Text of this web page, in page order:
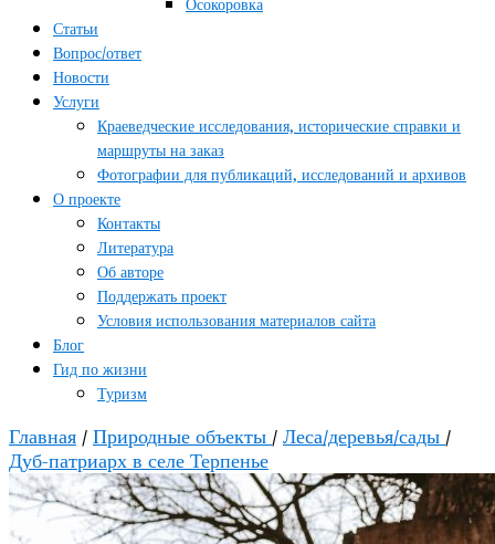
Осокоровка
Статьи
Вопрос/ответ
Новости
Услуги
Краеведческие исследования, исторические справки и
маршруты на заказ
Фотографии для публикаций, исследований и архивов
О проекте
Контакты
Литература
Об авторе
Поддержать проект
Условия использования материалов сайта
Блог
Гид по жизни
Туризм
Главная / Природные объекты / Леса/деревья/сады /
Дуб-патриарх в селе Терпенье